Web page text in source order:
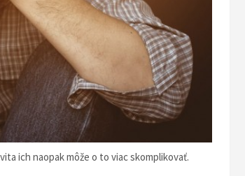
ich naopak môže o to viac skomplikovať.